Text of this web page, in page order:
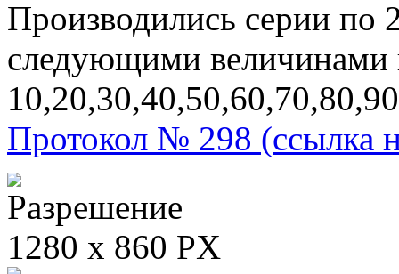
Производились серии по
следующими величинами
Протокол № 298 (ссылка
Разрешение
1280 x 860 PX